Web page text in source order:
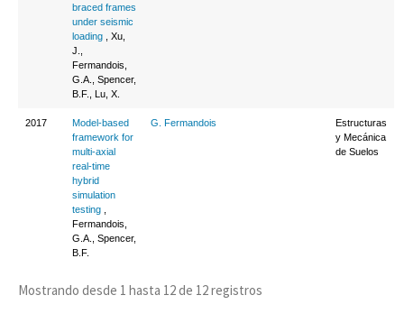
braced frames
under seismic
loading , Xu,
J.,
Fermandois,
G.A., Spencer,
B.F., Lu, X.
2017
Model-based
framework for
multi-axial
real-time
hybrid
simulation
testing
Fermandois,
G.A., Spencer,
B.F.
G. Fermandois
Estructuras
y Mecánica
de Suelos
Mostrando desde 1 hasta 12 de 12 registros